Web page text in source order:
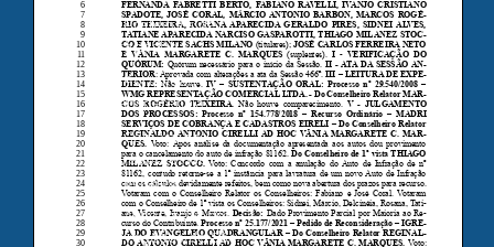
Prefeitura de
Piracicaba
Portal da
Transparência
Câmara de
Vereadores de
Piracicaba
Associação dos
Advogados de São